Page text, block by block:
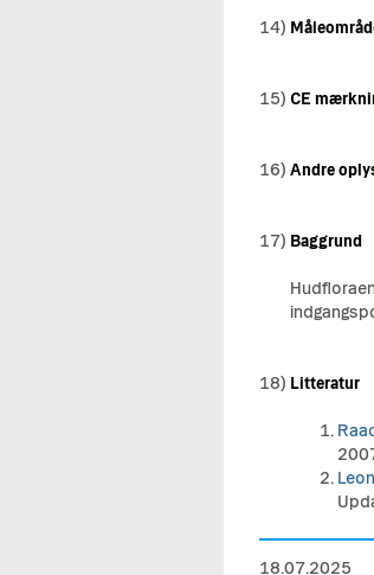
14)
15) CE
16) Andre
17) Baggrund
18) Litteratur
18.07.2025